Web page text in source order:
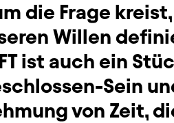
die Frage
Willen
ist auch ein
Sein
von Zeit,